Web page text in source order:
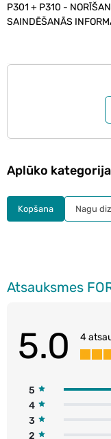
P301 + P310 -
SAINDĒŠANĀS
5.0 4
5
4
3
2
Aplūko
Kopšana Nagu